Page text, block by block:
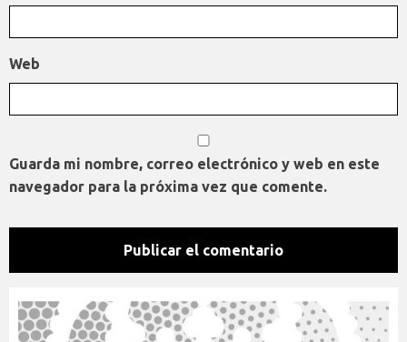
Web
Guarda mi nombre, correo electrónico y web en este
navegador para la próxima vez que comente.